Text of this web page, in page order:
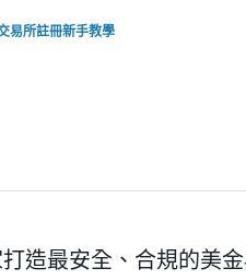
易所註冊新手教學
造最安全、合規的美